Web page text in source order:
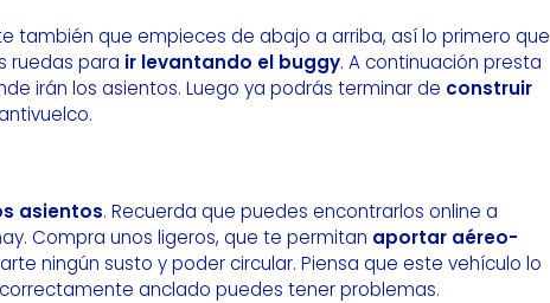
también que empieces de abajo a arriba, así lo primero que
ruedas para ir levantando el buggy. A continuación presta
irán los asientos. Luego ya podrás terminar de construir
asientos. Recuerda que puedes encontrarlos online a
Compra unos ligeros, que te permitan aportar aéreo-
ningún susto y poder circular. Piensa que este vehículo lo
anclado puedes tener problemas.